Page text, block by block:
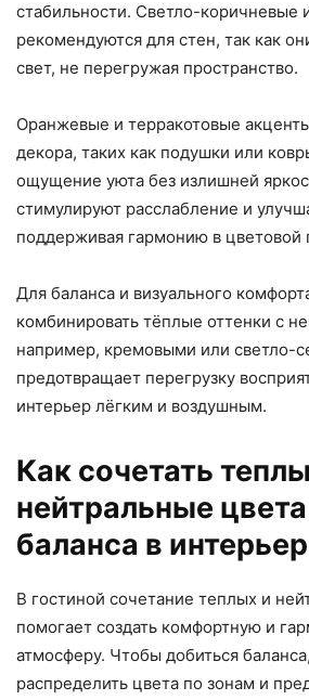
стабильности. Светло-коричневые
рекомендуются для стен, так как
свет, не перегружая пространство.
Оранжевые и терракотовые
декора, таких как подушки или
ощущение уюта без излишней
стимулируют расслабление и
поддерживая гармонию в цветовой
Для баланса и визуального
комбинировать тёплые оттенки с
например, кремовыми или светло-
предотвращает перегрузку
интерьер лёгким и воздушным.
Как сочетать
нейтральные
баланса в
В гостиной сочетание теплых и
помогает создать комфортную и
атмосферу. Чтобы добиться
распределить цвета по зонам и